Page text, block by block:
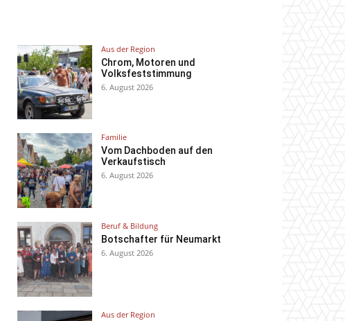
Aus der Region
Chrom, Motoren und
Volksfeststimmung
6. August 2026
Familie
Vom Dachboden auf den
Verkaufstisch
6. August 2026
Beruf & Bildung
Botschafter für Neumarkt
6. August 2026
Aus der Region